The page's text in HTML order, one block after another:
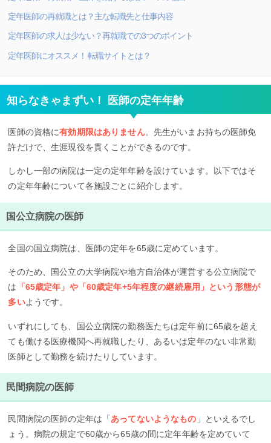
定年医師の再就職とは？主な転職先と仕事内容
定年医師の求人は少ない？再就職での3つのポイント
定年医師にオススメ！ 転職サイトとは？
知らなきゃまずい！ 医師の定年年齢
医師の資格に有効期限はありません。先生がいまお持ちの医師免
許だけで、生涯現役を貫くことができるのです。
しかし一部の病院は一定の定年年齢を設けています。以下ではそ
の定年年齢について各施設ごとに紹介します。
国公立病院の医師
全国の国立病院は、医師の定年を65歳に定めています。
そのため、国公立の大学病院や地方自治体が運営する公立病院で
は 「65歳定年」や「60歳定年+5年程度の継続雇用」という形態が
多いようです。
いずれにしても、国公立病院の勤務医たちは定年前に65歳を超え
ても働ける医療機関へ再就職したり、あるいは定年のない非常勤
医師として勤務を続けたりしています。
民間病院の医師
民間病院の医師の定年は「あってないようなもの 」といえるでし
ょう。病院の規定で60歳から65歳の間に定年年齢を定めていて